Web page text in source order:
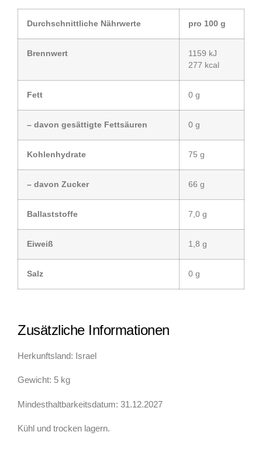
Durchschnittliche Nährwerte pro 100 g
Brennwert
1159 kJ
277 kcal
Fett 0 g
– davon gesättigte Fettsäuren 0 g
Kohlenhydrate 75 g
– davon Zucker 66 g
Ballaststoffe 7,0 g
Eiweiß 1,8 g
Salz 0 g
Zusätzliche Informationen
Herkunftsland: Israel
Gewicht: 5 kg
Mindesthaltbarkeitsdatum: 31.12.2027
Kühl und trocken lagern.